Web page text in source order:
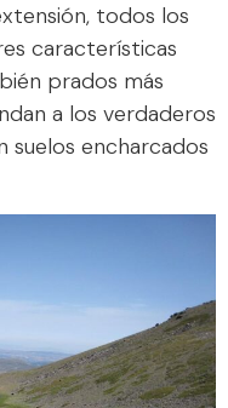
todos los
características
prados más
a los verdaderos
suelos encharcados